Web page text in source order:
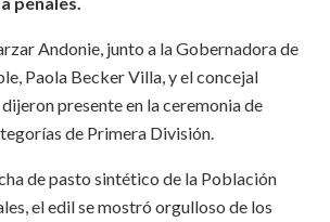
Andonie, junto a la Gobernadora de
Paola Becker Villa, y el concejal
presente en la ceremonia de
de Primera División.
de pasto sintético de la Población
el edil se mostró orgulloso de los